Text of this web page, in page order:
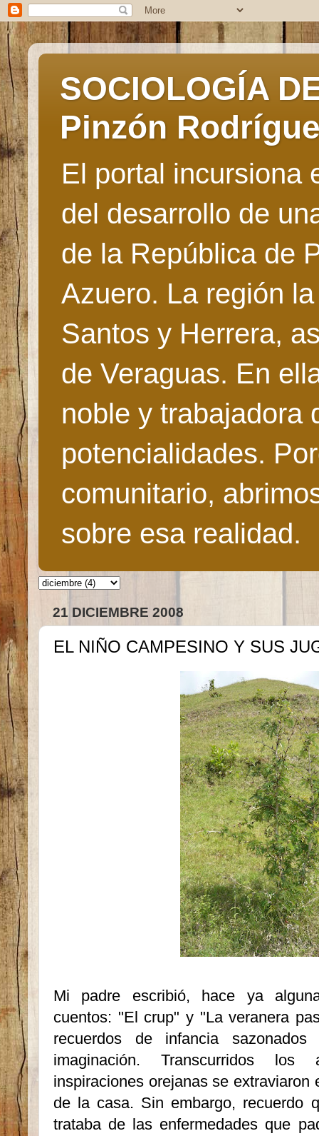
SOCIOLOGÍA
Pinzón
El portal incursiona
del desarrollo de
de la República de
Azuero. La región
Santos y Herrera,
de Veraguas. En
noble y trabajadora
potencialidades.
comunitario,
sobre esa realidad.
21 DICIEMBRE 2008
EL NIÑO CAMPESINO Y SUS
Mi padre escribió, hace ya
cuentos: "El crup" y "La veranera
recuerdos de infancia
imaginación. Transcu­rri­dos los
inspiraciones orejanas se
de la casa. Sin embargo, recuerdo
trataba de las enferme­dades que